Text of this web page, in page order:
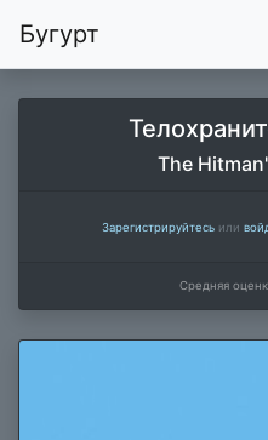
Бугурт
The
Зарегистрируйтесьили
Средняя